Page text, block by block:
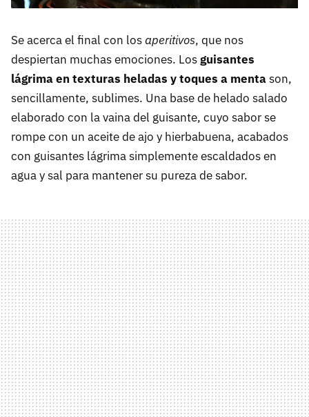
Se acerca el final con losaperitivos, que nos
despiertan muchas emociones. Losguisantes
lágrima en texturas heladas y toques a mentason,
sencillamente, sublimes. Una base de helado salado
elaborado con la vaina del guisante, cuyo sabor se
rompe con un aceite de ajo y hierbabuena, acabados
con guisantes lágrima simplemente escaldados en
agua y sal para mantener su pureza de sabor.